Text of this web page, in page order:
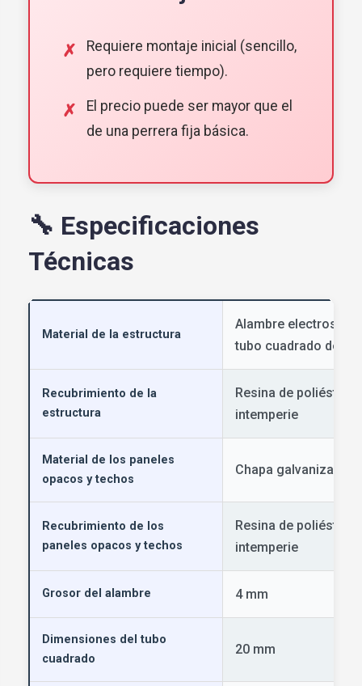
Requiere montaje inicial (sencillo,
pero requiere tiempo).
El precio puede ser mayor que el
de una perrera fija básica.
🔧 Especificaciones
Técnicas
Material de la estructura
Alambre
tubo cuadrado de
Recubrimiento de la
estructura
Resina de poliéster
intemperie
Material de los paneles
opacos y techos
Chapa galvanizada
Recubrimiento de los
paneles opacos y techos
Resina de poliéster
intemperie
Grosor del alambre 4 mm
Dimensiones del tubo
cuadrado
20 mm